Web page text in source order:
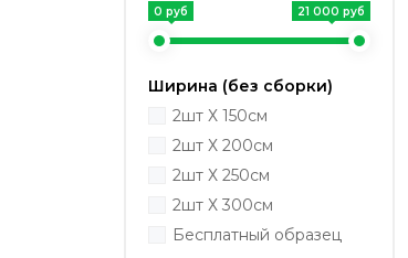
0 руб 21 000 руб
Ширина (без сборки)
2шт Х 150см
2шт Х 200см
2шт Х 250см
2шт Х 300см
Бесплатный образец